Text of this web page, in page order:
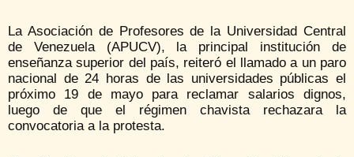
La Asociación de Profesores de la Universidad Central
de Venezuela (APUCV), la principal institución de
enseñanza superior del país, reiteró el llamado a un paro
nacional de 24 horas de las universidades públicas el
próximo 19 de mayo para reclamar salarios dignos,
luego de que el régimen chavista rechazara la
convocatoria a la protesta.